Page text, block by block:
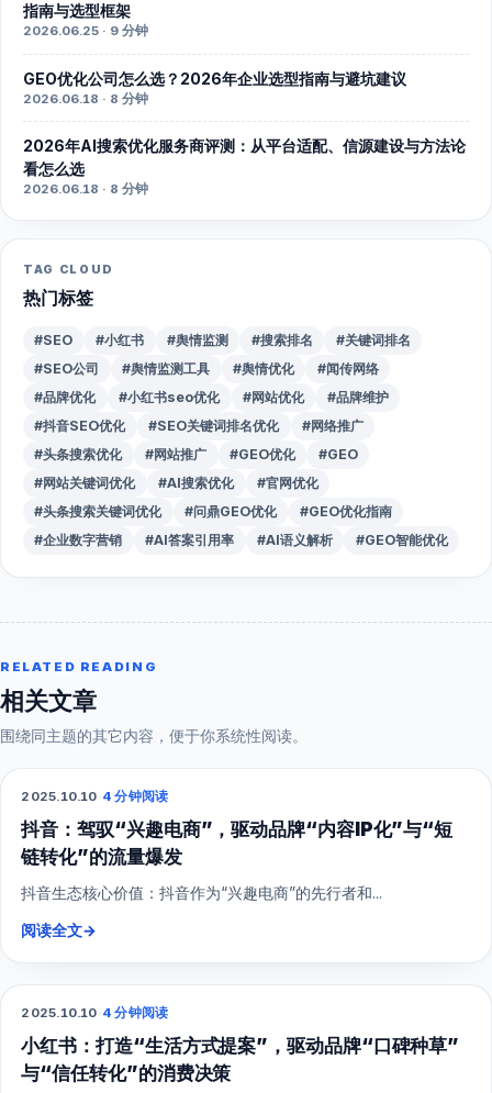
指南与选型框架
2026.06.25 · 9 分钟
GEO优化公司怎么选？2026年企业选型指南与避坑建议
2026.06.18 · 8 分钟
2026年AI搜索优化服务商评测：从平台适配、信源建设与方法论
看怎么选
2026.06.18 · 8 分钟
TAG CLOUD
热门标签
#SEO #小红书 #舆情监测 #搜索排名
#关键词排名
#SEO公司
#舆情监测工具 #舆情优化
#闻传网络
#品牌优化
#小红书seo优化 #网站优化
#品牌维护
#抖音SEO优化
#SEO关键词排名优化
#网络推广
#头条搜索优化
#网站推广 #GEO优化
#GEO
#网站关键词优化
#AI搜索优化
#官网优化
#头条搜索关键词优化
#问鼎GEO优化
#GEO优化指南
#企业数字营销
#AI答案引用率 #AI语义解析 #GEO智能优化
RELATED READING
相关文章
围绕同主题的其它内容，便于你系统性阅读。
抖音短视频
2025.10.10·4 分钟阅读
抖音：驾驭“兴趣电商”，驱动品牌“内容IP化”与“短
链转化”的流量爆发
抖音生态核心价值：抖音作为“兴趣电商”的先行者和...
阅读全文→
小红书
2025.10.10·4 分钟阅读
小红书：打造“生活方式提案”，驱动品牌“口碑种草”
与“信任转化”的消费决策